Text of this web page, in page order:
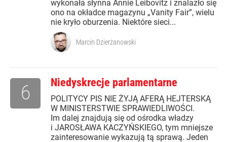
wykonała słynna Annie Leibovitz i znalazło się
ono na okładce magazynu „Vanity Fair”, wielu
nie kryło oburzenia. Niektóre sieci...
Marcin Dzierżanowski
Niedyskrecje parlamentarne
POLITYCY PIS NIE ŻYJĄ AFERĄ HEJTERSKĄ
W MINISTERSTWIE SPRAWIEDLIWOŚCI.
Im dalej znajdują się od ośrodka władzy
i JAROSŁAWA KACZYŃSKIEGO, tym mniejsze
zainteresowanie wykazują tą sprawą. Jeden
6